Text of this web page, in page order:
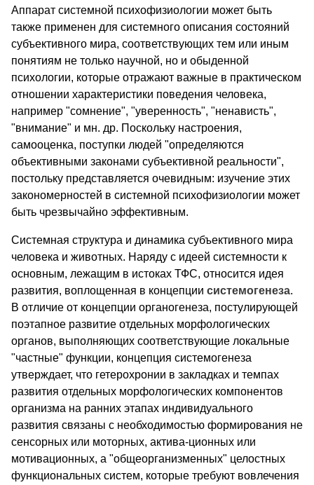
Аппарат системной психофизиологии может быть
также применен для системного описания состояний
субъективного мира, соответствующих тем или иным
понятиям не только научной, но и обыденной
психологии, которые отражают важные в практическом
отношении характеристики поведения человека,
например "сомнение", "уверенность", "ненависть",
"внимание" и мн. др. Поскольку настроения,
самооценка, поступки людей "определяются
объективными законами субъективной реальности",
постольку представляется очевидным: изучение этих
закономерностей в системной психофизиологии может
быть чрезвычайно эффективным.
Системная структура и динамика субъективного мира
человека и животных. Наряду с идеей системности к
основным, лежащим в истоках ТФС, относится идея
развития, воплощенная в концепции системогенеза.
В отличие от концепции органогенеза, постулирующей
поэтапное развитие отдельных морфологических
органов, выполняющих соответствующие локальные
"частные" функции, концепция системогенеза
утверждает, что гетерохронии в закладках и темпах
развития отдельных морфологических компонентов
организма на ранних этапах индивидуального
развития связаны с необходимостью формирования не
сенсорных или моторных, актива-ционных или
мотивационных, а "общеорганизменных" целостных
функциональных систем, которые требуют вовлечения